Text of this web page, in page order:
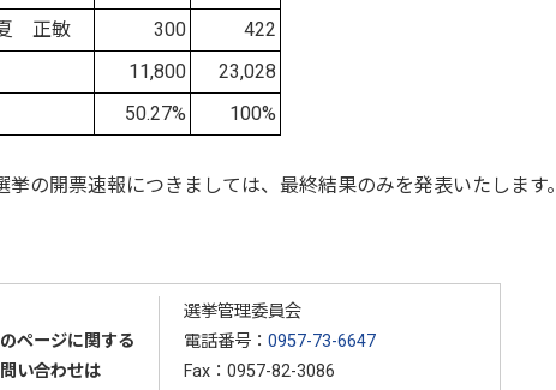
正敏 300
422
11,800
23,028
50.27% 100%
の開票速報につきましては、最終結果のみを発表いたします。
ページに関する
い合わせは
選挙管理委員会
電話番号： 0957-73-6647
Fax：0957-82-3086